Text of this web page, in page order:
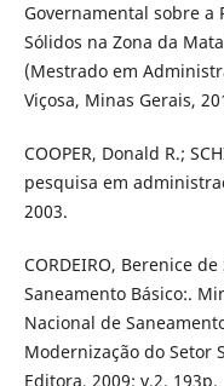
Governamental sobre a
Sólidos na Zona da
(Mestrado em
Viçosa, Minas Gerais,
COOPER, Donald R.;
pesquisa em
2003.
CORDEIRO, Berenice
Saneamento Básico:.
Nacional de
Modernização do Setor
Editora, 2009; v.2. 193p.